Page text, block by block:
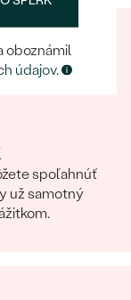
spoľahnúť
už samotný
oboznámil
údajov.